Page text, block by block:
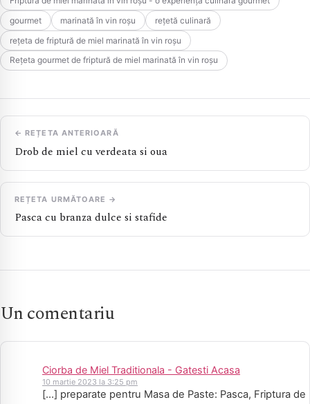
gourmet
marinată în vin roșu
rețetă culinară
rețeta de friptură de miel marinată în vin roșu
Rețeta gourmet de friptură de miel marinată în vin roșu
← REȚETA ANTERIOARĂ
Drob de miel cu verdeata si oua
REȚETA URMĂTOARE →
Pasca cu branza dulce si stafide
Un comentariu
Ciorba de Miel Traditionala - Gatesti Acasa
10 martie 2023 la 3:25 pm
[…] preparate pentru Masa de Paste: Pasca, Friptura de